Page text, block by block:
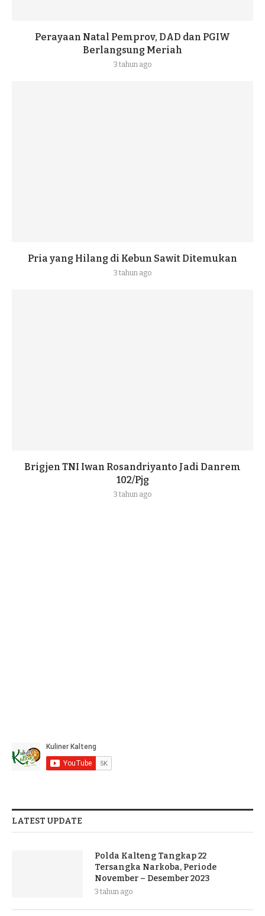
Perayaan Natal Pemprov, DAD dan PGIW
Berlangsung Meriah
3 tahun ago
Pria yang Hilang di Kebun Sawit Ditemukan
3 tahun ago
Brigjen TNI Iwan Rosandriyanto Jadi Danrem
102/Pjg
3 tahun ago
LATEST UPDATE
Polda Kalteng Tangkap 22
Tersangka Narkoba, Periode
November – Desember 2023
3 tahun ago